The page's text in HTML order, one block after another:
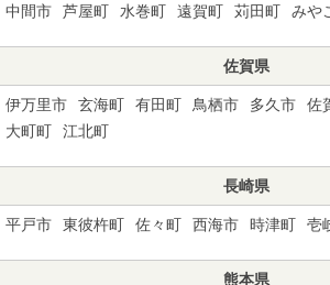
中間市
芦屋町 水巻町 遠賀町 苅田町 みや
佐賀県
伊万里市 玄海町 有田町 鳥栖市 多久市 佐
大町町
江北町
長崎県
平戸市 東彼杵町 佐々町 西海市 時津町 壱
熊本県